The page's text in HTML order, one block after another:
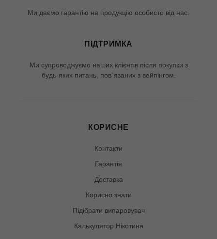
Ми даємо гарантію на продукцію особисто від нас.
ПІДТРИМКА
Ми супроводжуємо наших клієнтів після покупки з
будь-яких питань, пов`язаних з вейпінгом.
КОРИСНЕ
Контакти
Гарантія
Доставка
Корисно знати
Підібрати випаровувач
Калькулятор Нікотина